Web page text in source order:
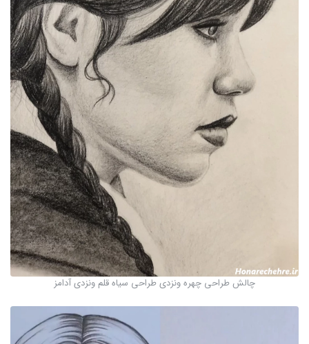
چالش طراحی چهره ونزدی طراحی سیاه قلم ونزدی آدامز